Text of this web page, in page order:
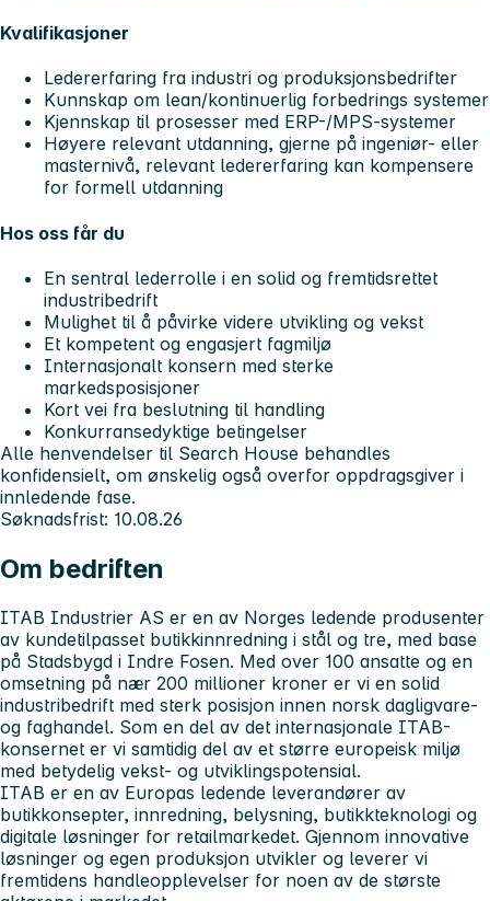
Kvalifikasjoner
Ledererfaring fra industri og produksjonsbedrifter
Kunnskap om lean/kontinuerlig forbedrings systemer
Kjennskap til prosesser med ERP-/MPS-systemer
Høyere relevant utdanning, gjerne på ingeniør- eller
masternivå, relevant ledererfaring kan kompensere
for formell utdanning
Hos oss får du
En sentral lederrolle i en solid og fremtidsrettet
industribedrift
Mulighet til å påvirke videre utvikling og vekst
Et kompetent og engasjert fagmiljø
Internasjonalt konsern med sterke
markedsposisjoner
Kort vei fra beslutning til handling
Konkurransedyktige betingelser
Alle henvendelser til Search House behandles
konfidensielt, om ønskelig også overfor oppdragsgiver i
innledende fase.
Søknadsfrist: 10.08.26
Om bedriften
ITAB Industrier AS er en av Norges ledende produsenter
av kundetilpasset butikkinnredning i stål og tre, med base
på Stadsbygd i Indre Fosen. Med over 100 ansatte og en
omsetning på nær 200 millioner kroner er vi en solid
industribedrift med sterk posisjon innen norsk dagligvare-
og faghandel. Som en del av det internasjonale ITAB-
konsernet er vi samtidig del av et større europeisk miljø
med betydelig vekst- og utviklingspotensial.
ITAB er en av Europas ledende leverandører av
butikkonsepter, innredning, belysning, butikkteknologi og
digitale løsninger for retailmarkedet. Gjennom innovative
løsninger og egen produksjon utvikler og leverer vi
fremtidens handleopplevelser for noen av de største